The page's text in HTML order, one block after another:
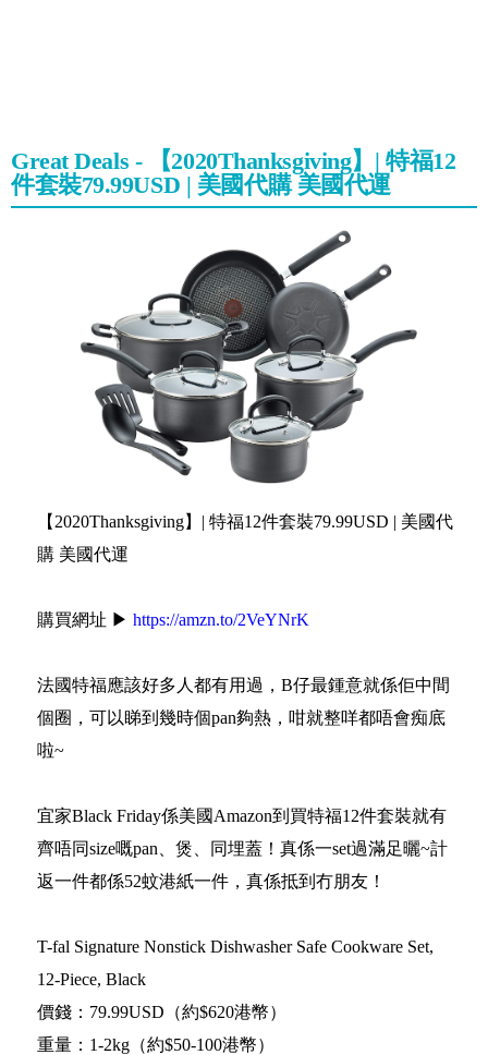
Great Deals - 【2020Thanksgiving】| 特福12
件套裝79.99USD | 美國代購 美國代運
【2020Thanksgiving】| 特福12件套裝79.99USD | 美國代
購 美國代運
購買網址 ▶ https://amzn.to/2VeYNrK
法國特福應該好多人都有用過，B仔最鍾意就係佢中間
個圈，可以睇到幾時個pan夠熱，咁就整咩都唔會痴底
啦~
宜家Black Friday係美國Amazon到買特福12件套裝就有
齊唔同size嘅pan、煲、同埋蓋！真係一set過滿足曬~計
返一件都係52蚊港紙一件，真係抵到冇朋友！
T-fal Signature Nonstick Dishwasher Safe Cookware Set,
12-Piece, Black
價錢：79.99USD（約$620港幣）
重量：1-2kg（約$50-100港幣）